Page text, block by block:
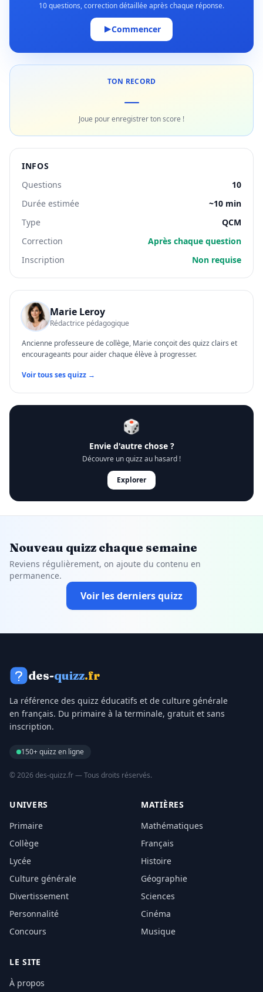
10 questions, correction détaillée après chaque réponse.
Commencer
TON RECORD
—
Joue pour enregistrer ton score !
INFOS
Questions
10
Durée estimée
~10 min
Type
QCM
Correction
Après chaque question
Inscription
Non requise
Marie Leroy
Rédactrice pédagogique
Ancienne professeure de collège, Marie conçoit des quizz clairs et
encourageants pour aider chaque élève à progresser.
Voir tous ses quizz →
🎲
Envie d'autre chose ?
Découvre un quizz au hasard !
Explorer
Nouveau quizz chaque semaine
Reviens régulièrement, on ajoute du contenu en
permanence.
Voir les derniers quizz
des-quizz.fr
La référence des quizz éducatifs et de culture générale
en français. Du primaire à la terminale, gratuit et sans
inscription.
150+ quizz en ligne
© 2026 des-quizz.fr — Tous droits réservés.
UNIVERS
Primaire
Collège
Lycée
Culture générale
Divertissement
Personnalité
Concours
MATIÈRES
Mathématiques
Français
Histoire
Géographie
Sciences
Cinéma
Musique
LE SITE
À propos